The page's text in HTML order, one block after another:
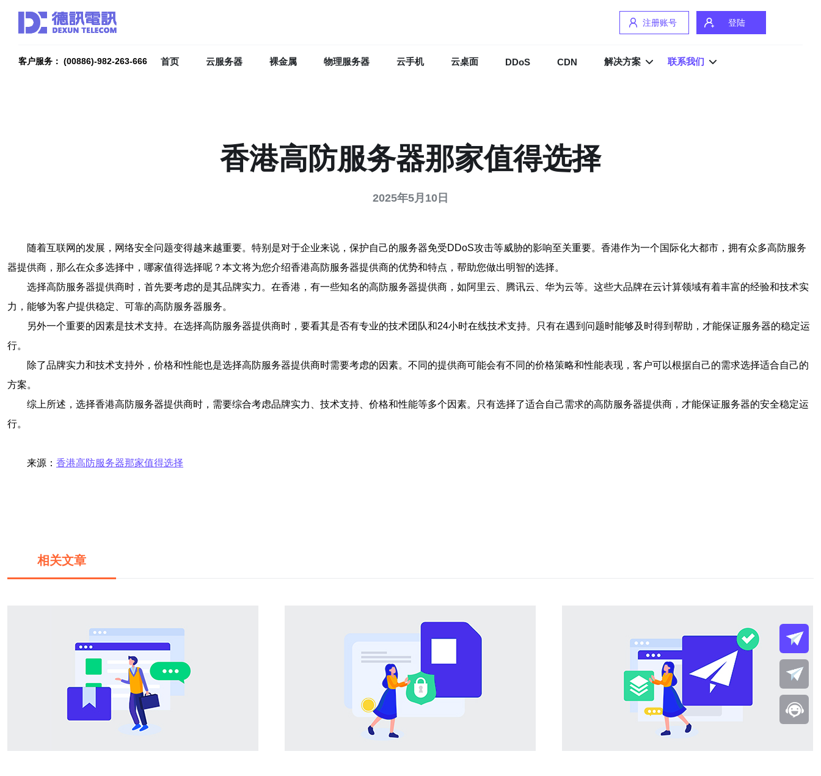
注册账号 登陆
客户服务： (00886)-982-263-666 首页 云服务器 裸金属 物理服务器 云手机 云桌面 DDoS CDN 解决方案 联系我们
香港高防服务器那家值得选择
2025年5月10日
随着互联网的发展，网络安全问题变得越来越重要。特别是对于企业来说，保护自己的服务器免受DDoS攻击等威胁的影响至关重要。香港作为一个国际化大都市，拥有众多高防服务
器提供商，那么在众多选择中，哪家值得选择呢？本文将为您介绍香港高防服务器提供商的优势和特点，帮助您做出明智的选择。
选择高防服务器提供商时，首先要考虑的是其品牌实力。在香港，有一些知名的高防服务器提供商，如阿里云、腾讯云、华为云等。这些大品牌在云计算领域有着丰富的经验和技术实
力，能够为客户提供稳定、可靠的高防服务器服务。
另外一个重要的因素是技术支持。在选择高防服务器提供商时，要看其是否有专业的技术团队和24小时在线技术支持。只有在遇到问题时能够及时得到帮助，才能保证服务器的稳定运
行。
除了品牌实力和技术支持外，价格和性能也是选择高防服务器提供商时需要考虑的因素。不同的提供商可能会有不同的价格策略和性能表现，客户可以根据自己的需求选择适合自己的
方案。
综上所述，选择香港高防服务器提供商时，需要综合考虑品牌实力、技术支持、价格和性能等多个因素。只有选择了适合自己需求的高防服务器提供商，才能保证服务器的安全稳定运
行。
来源： 香港高防服务器那家值得选择
相关文章